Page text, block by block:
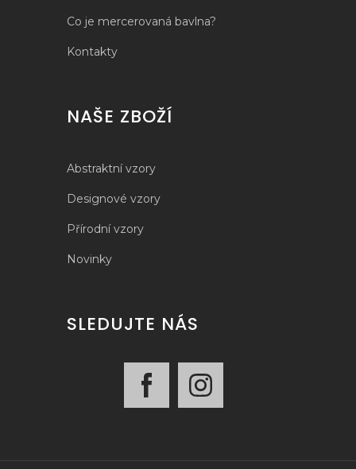
Co je mercerovaná bavlna?
Kontakty
NAŠE ZBOŽÍ
Abstraktní vzory
Designové vzory
Přírodní vzory
Novinky
SLEDUJTE NÁS